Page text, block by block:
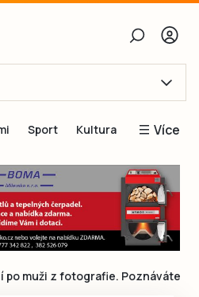
Obnovit heslo
se
přes Facebook
Sport Kultura Více
Blogy
Inspirace
Čtenáři píší
Speciální přílohy
muži z fotografie. Poznáváte